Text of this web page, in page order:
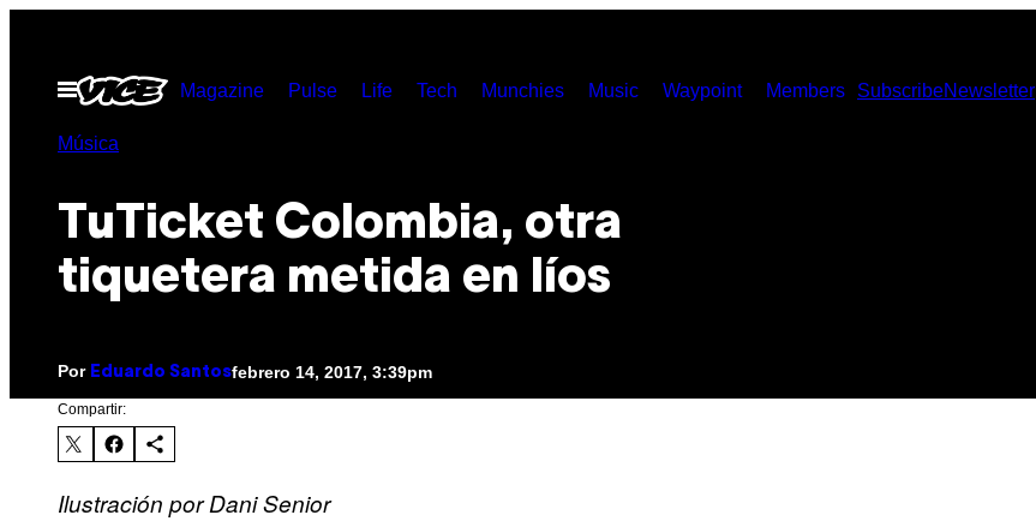
contenido
Abrir
Menú
Magazine Pulse Life Tech Munchies Music Waypoint Members SubscribeNewsletter
Música
TuTicket Colombia, otra
tiquetera metida en líos
Por Eduardo Santosfebrero 14, 2017, 3:39pm
Compartir:
Ilustración por Dani Senior